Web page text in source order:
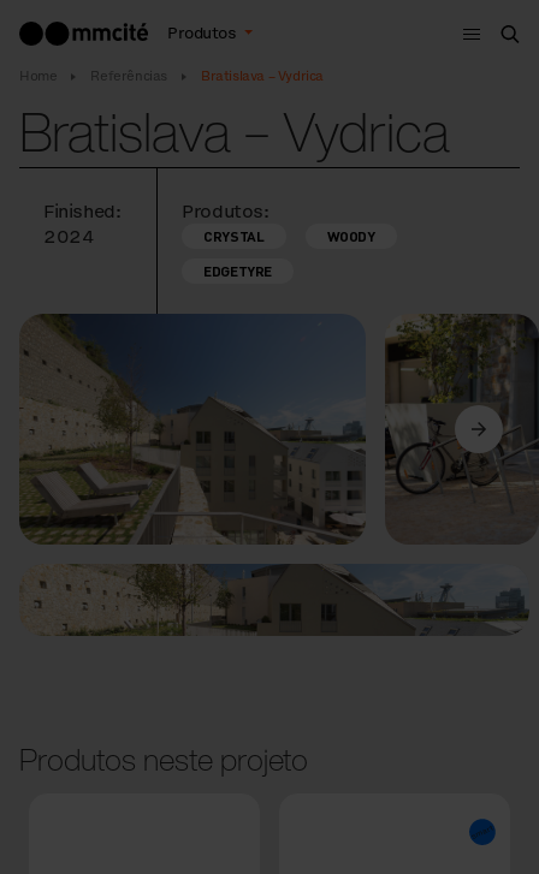
Produtos
Menu
Home Referências Bratislava – Vydrica
Bratislava – Vydrica
Finished:
2024
Produtos:
CRYSTAL
WOODY
EDGETYRE
Anterior Seguinte
Produtos neste projeto